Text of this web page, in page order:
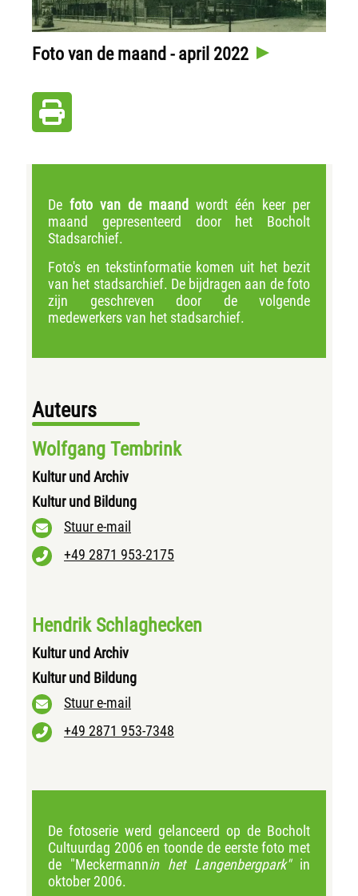
Foto van de maand - april 2022
De foto van de maand wordt één keer per
maand gepresenteerd door het Bocholt
Stadsarchief.
Foto's en tekstinformatie komen uit het bezit
van het stadsarchief. De bijdragen aan de foto
zijn geschreven door de volgende
medewerkers van het stadsarchief.
Auteurs
Wolfgang Tembrink
Kultur und Archiv
Kultur und Bildung
Stuur e-mail
+49 2871 953-2175
Hendrik Schlaghecken
Kultur und Archiv
Kultur und Bildung
Stuur e-mail
+49 2871 953-7348
De fotoserie werd gelanceerd op de Bocholt
Cultuurdag 2006 en toonde de eerste foto met
de "Meckermannin het Langenbergpark"in
oktober 2006.